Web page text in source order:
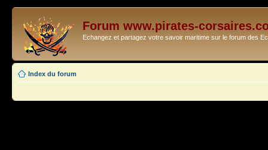
Forum www.pirates-
Echangez et partagez votre savoir maritime sur le forum des
Index du forum